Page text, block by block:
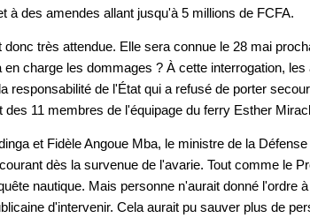
à des amendes allant jusqu'à 5 millions de FCFA.
donc très attendue. Elle sera connue le 28 mai
en charge les dommages ? À cette interrogation,
responsabilité de l'État qui a refusé de porter
11 membres de l'équipage du ferry Esther
et Fidèle Angoue Mba, le ministre de la
dès la survenue de l'avarie. Tout comme le
nautique. Mais personne n'aurait donné l'ordre
d'intervenir. Cela aurait pu sauver plus de